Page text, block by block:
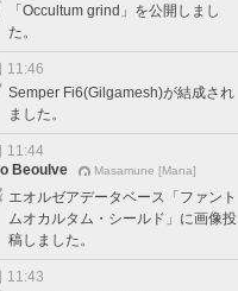
「Occultum grind」を公開しまし
た。
11:46
Semper Fi6(Gilgamesh)が結成され
ました。
11:44
Beoulve
Masamune [Mana]
エオルゼアデータベース「ファント
ムオカルタム・シールド」に画像投
稿しました。
11:43